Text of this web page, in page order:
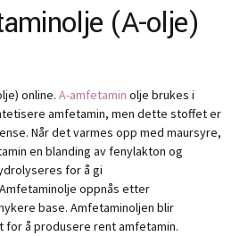
(A-olje)
online. A-amfetamin olje brukes i
amfetamin, men dette stoffet er
Når det varmes opp med maursyre,
en blanding av fenylakton og
for å gi
oppnås etter
base. Amfetaminoljen blir
å produsere rent amfetamin.